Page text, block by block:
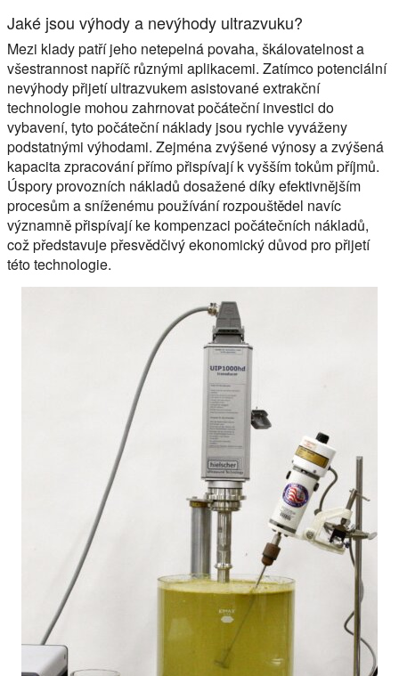
Jaké jsou výhody a nevýhody ultrazvuku?
Mezi klady patří jeho netepelná povaha, škálovatelnost a
všestrannost napříč různými aplikacemi. Zatímco potenciální
nevýhody přijetí ultrazvukem asistované extrakční
technologie mohou zahrnovat počáteční investici do
vybavení, tyto počáteční náklady jsou rychle vyváženy
podstatnými výhodami. Zejména zvýšené výnosy a zvýšená
kapacita zpracování přímo přispívají k vyšším tokům příjmů.
Úspory provozních nákladů dosažené díky efektivnějším
procesům a sníženému používání rozpouštědel navíc
významně přispívají ke kompenzaci počátečních nákladů,
což představuje přesvědčivý ekonomický důvod pro přijetí
této technologie.